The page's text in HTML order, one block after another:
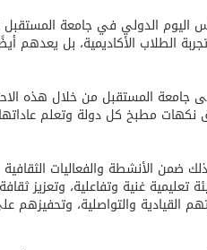
اليوم الدولي في جامعة المستقبل
الطلاب الأكاديمية، بل يعدهم
جامعة المستقبل من خلال هذه
نكهات مطبخ كل دولة وتعلم عاداتها
ضمن الأنشطة والفعاليات
تعليمية غنية وتفاعلية، وتعزيز
القيادية والتواصلية، وتحفيزهم